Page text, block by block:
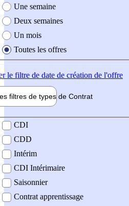
Une semaine
Deux semaines
Un mois
Toutes les offres
le filtre de date de création de l'offre
filtres de types de Contrat
contrat
CDI
CDD
Intérim
CDI Intérimaire
Saisonnier
Contrat apprentissage